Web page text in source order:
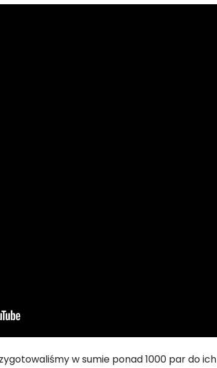
w sumie ponad 1000 par do ich